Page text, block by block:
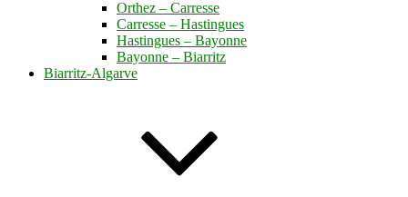
Orthez – Carresse
Carresse – Hastingues
Hastingues – Bayonne
Bayonne – Biarritz
Biarritz-Algarve